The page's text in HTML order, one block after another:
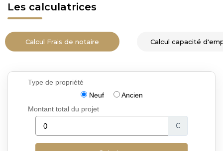
Les calculatrices
Calcul Frais de notaire Calcul capacité